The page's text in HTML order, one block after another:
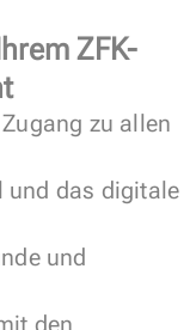
ZFK-
zu allen
und das digitale
und